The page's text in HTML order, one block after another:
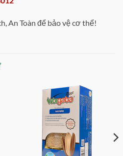
An Toàn để bảo vệ cơ thể!